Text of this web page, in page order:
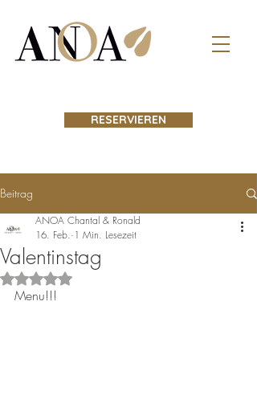
RESERVIEREN
Beitrag
Valentinstag
ANOA Chantal & Ronald
16. Feb. 1 Min. Lesezeit
Mit NaN von 5 Sternen bewertet.
Menu!!!